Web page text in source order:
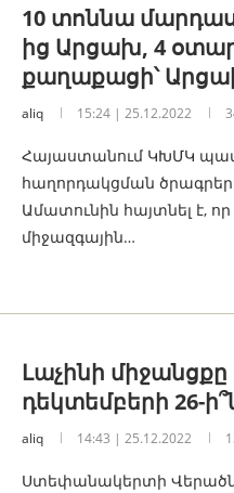
10 տոննա
ից Արցախ, 4
քաղաքացի՝
aliq 15:24 | 25.12.2022
Հայաստանում ԿԽՄԿ
հաղորդակցման
Ամատունին հայտնել է,
միջազգային…
Լաչինի
դեկտեմբերի 26-
aliq 14:43 | 25.12.2022
Ստեփանակերտի